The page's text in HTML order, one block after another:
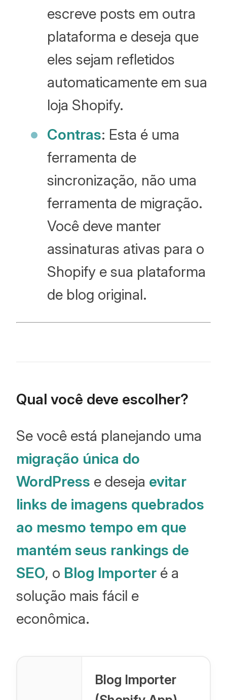
escreve posts em outra
plataforma e deseja que
eles sejam refletidos
automaticamente em sua
loja Shopify.
Contras: Esta é uma
ferramenta de
sincronização, não uma
ferramenta de migração.
Você deve manter
assinaturas ativas para o
Shopify e sua plataforma
de blog original.
Qual você deve escolher?
Se você está planejando uma
migração única do
WordPress e deseja evitar
links de imagens quebrados
ao mesmo tempo em que
mantém seus rankings de
SEO, o Blog Importer é a
solução mais fácil e
econômica.
Blog Importer